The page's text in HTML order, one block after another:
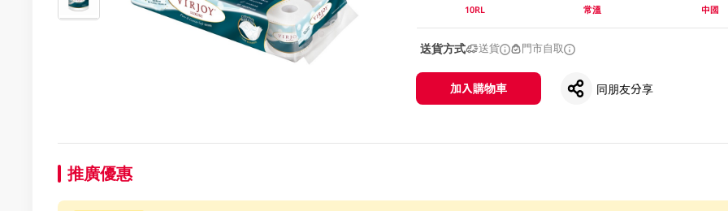
10RL
常溫
中國
送貨方式 送貨 門市自取
加入購物車 同朋友分享
推廣優惠